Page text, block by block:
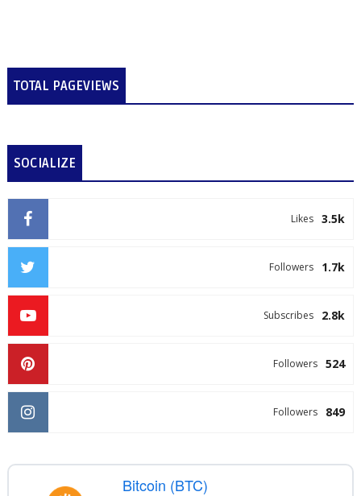
TOTAL PAGEVIEWS
SOCIALIZE
3.5k
Likes
1.7k
Followers
2.8k
Subscribes
524
Followers
849
Followers
Bitcoin (BTC)